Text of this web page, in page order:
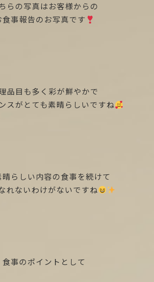
らの写真はお客様からの
食事報告のお写真です
品目も多く彩が鮮やかで
スがとても素晴らしいですね
晴らしい内容の食事を続けて
れないわけがないですね
食事のポイントとして